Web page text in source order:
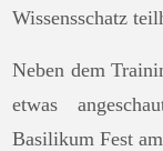
Wissensschatz
Neben dem
etwas
Basilikum Fest